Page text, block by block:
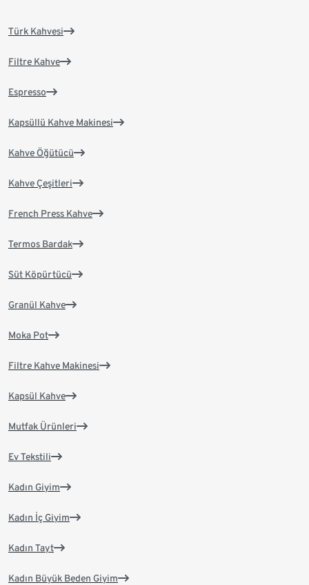
Türk Kahvesi
Filtre Kahve
Espresso
Kapsüllü Kahve Makinesi
Kahve Öğütücü
Kahve Çeşitleri
French Press Kahve
Termos Bardak
Süt Köpürtücü
Granül Kahve
Moka Pot
Filtre Kahve Makinesi
Kapsül Kahve
Mutfak Ürünleri
Ev Tekstili
Kadın Giyim
Kadın İç Giyim
Kadın Tayt
Kadın Büyük Beden Giyim